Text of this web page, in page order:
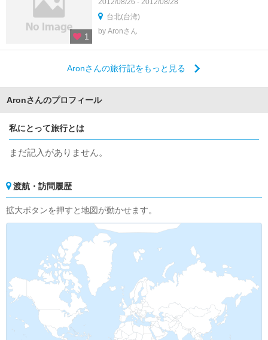
1
2012/08/26 - 2012/08/28
台北(台湾)
by Aronさん
Aronさんの旅行記をもっと見る
Aronさんのプロフィール
私にとって旅行とは
まだ記入がありません。
渡航・訪問履歴
拡大ボタンを押すと地図が動かせます。